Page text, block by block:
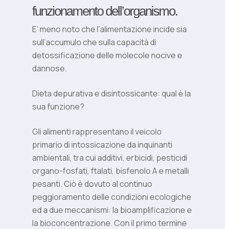
funzionamento dell’organismo.
E’ meno noto che l’alimentazione incide sia
sull’accumulo che sulla capacità di
detossificazione delle molecole nocive e
dannose.
Dieta depurativa e disintossicante: qual è la
sua funzione?
Gli alimenti rappresentano il veicolo
primario di intossicazione da inquinanti
ambientali, tra cui additivi, erbicidi, pesticidi
organo-fosfati, ftalati, bisfenolo A e metalli
pesanti. Ciò è dovuto al continuo
peggioramento delle condizioni ecologiche
ed a due meccanismi: la bioamplificazione e
la bioconcentrazione. Con il primo termine